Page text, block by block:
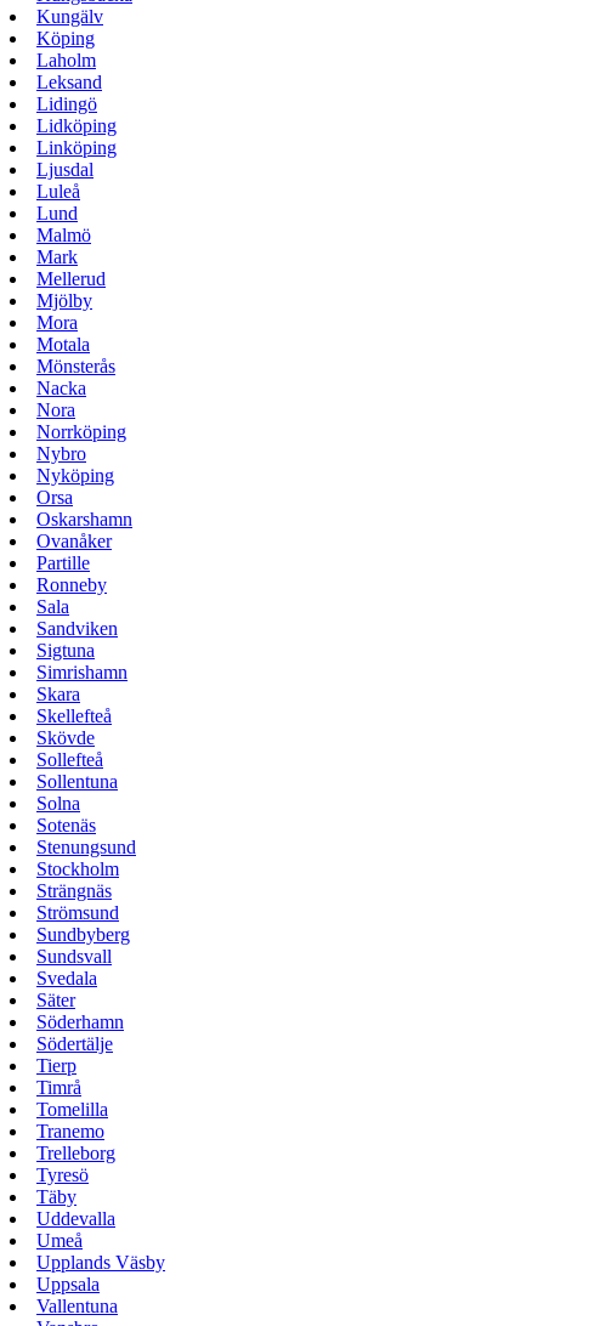
Kungälv
Köping
Laholm
Leksand
Lidingö
Lidköping
Linköping
Ljusdal
Luleå
Lund
Malmö
Mark
Mellerud
Mjölby
Mora
Motala
Mönsterås
Nacka
Nora
Norrköping
Nybro
Nyköping
Orsa
Oskarshamn
Ovanåker
Partille
Ronneby
Sala
Sandviken
Sigtuna
Simrishamn
Skara
Skellefteå
Skövde
Sollefteå
Sollentuna
Solna
Sotenäs
Stenungsund
Stockholm
Strängnäs
Strömsund
Sundbyberg
Sundsvall
Svedala
Säter
Söderhamn
Södertälje
Tierp
Timrå
Tomelilla
Tranemo
Trelleborg
Tyresö
Täby
Uddevalla
Umeå
Upplands Väsby
Uppsala
Vallentuna